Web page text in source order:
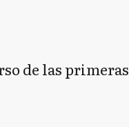
de las primeras